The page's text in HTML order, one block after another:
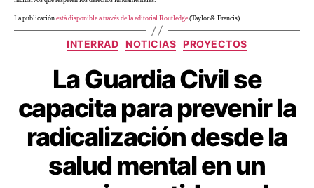
La publicaciónestá disponible a través de la editorial Routledge(Taylor & Francis).
INTERRAD NOTICIAS PROYECTOS
La Guardia Civil se
capacita para prevenir la
radicalización desde la
salud mental en un